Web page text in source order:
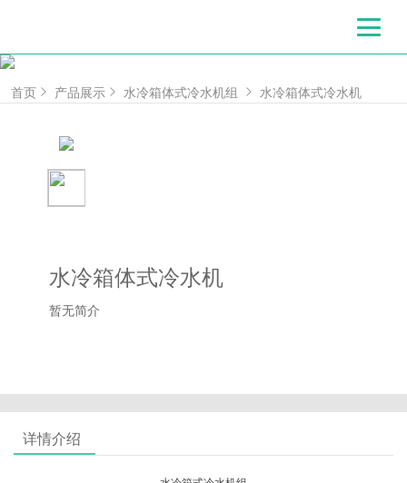
首页 产品展示 水冷箱体式冷水机组 水冷箱体式冷水机
水冷箱体式冷水机
暂无简介
详情介绍